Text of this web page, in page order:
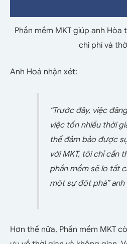
Phần mềm MKT giúp anh
chi phí và
Anh Hoá nhận xét:
“Trước đây, việc
việc tốn nhiều thời
thể đảm bảo được
với MKT, tôi chỉ cần
phần mềm sẽ lo tất
một sự đột phá” anh
Hơn thế nữa, Phần mềm MKT